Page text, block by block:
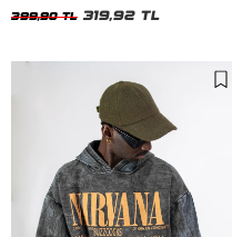
399,90 TL 319,92 TL